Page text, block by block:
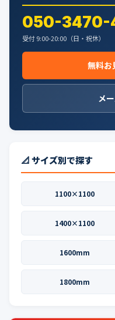
050-3470-
受付 9:00-20:00（日・祝休）
無料お
メ
📐 サイズ別で探す
1100×1100
1400×1100
1600mm
1800mm